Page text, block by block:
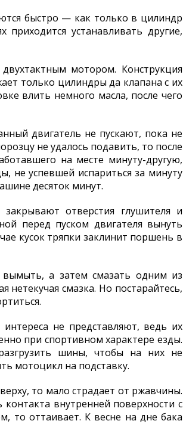
быстро — как только в цилиндр
устанавливать другие,
мотором. Конструкция
только цилиндры да клапана с их
влить немного масла, после чего
двигатель не пускают, пока не
не удалось подавить, то после
на месте минуту-другую,
не успевшей испариться за минуту
десяток минут.
отверстия глушителя и
перед пуском двигателя вынуть
кусок тряпки заклинит поршень в
вымыть, а затем смазать одним из
смазка. Но постарайтесь,
не представляют, ведь их
при спортивном характере езды.
шины, чтобы на них не
мотоцикл на подставку.
то мало страдает от ржавчины.
внутренней поверхности с
то оттаивает. К весне на дне бака